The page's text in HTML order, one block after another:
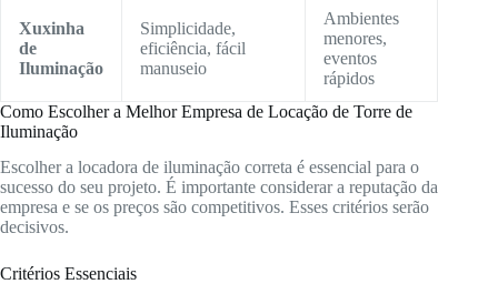
Xuxinha
de
Iluminação
Simplicidade,
eficiência, fácil
manuseio
Ambientes
menores,
eventos
rápidos
Como Escolher a Melhor Empresa de Locação de Torre de
Iluminação
Escolher a locadora de iluminação correta é essencial para o
sucesso do seu projeto. É importante considerar a reputação da
empresa e se os preços são competitivos. Esses critérios serão
decisivos.
Critérios Essenciais